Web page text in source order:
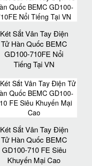
Két Sắt Vân Tay Điện
Tử Hàn Quốc BEMC
GD100-710FE Nổi
Tiếng Tại VN
Két Sắt Vân Tay Điện
Tử Hàn Quốc BEMC
GD100-710 FE Siêu
Khuyến Mại Cao